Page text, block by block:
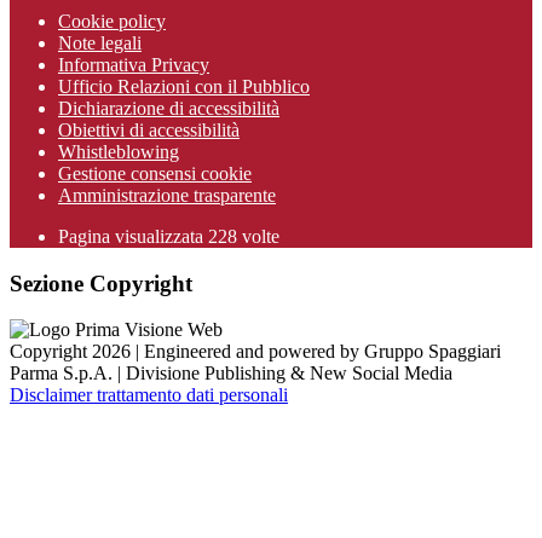
Cookie policy
Note legali
Informativa Privacy
Ufficio Relazioni con il Pubblico
Dichiarazione di accessibilità
Obiettivi di accessibilità
Whistleblowing
Gestione consensi cookie
Amministrazione trasparente
Pagina visualizzata 228 volte
Sezione Copyright
Copyright 2026 | Engineered and powered by Gruppo Spaggiari
Parma S.p.A. | Divisione Publishing & New Social Media
Disclaimer trattamento dati personali